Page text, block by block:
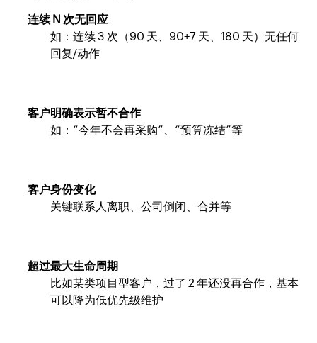
连续 N 次无回应
如：连续 3 次（90 天、90+7 天、180 天）无任何
回复/动作
客户明确表示暂不合作
如：“今年不会再采购”、“预算冻结”等
客户身份变化
关键联系人离职、公司倒闭、合并等
超过最大生命周期
比如某类项目型客户，过了 2 年还没再合作，基本
可以降为低优先级维护